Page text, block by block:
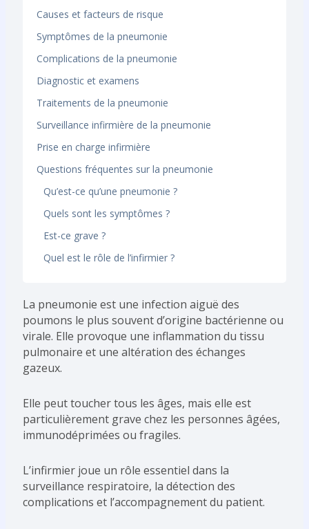
Causes et facteurs de risque
Symptômes de la pneumonie
Complications de la pneumonie
Diagnostic et examens
Traitements de la pneumonie
Surveillance infirmière de la pneumonie
Prise en charge infirmière
Questions fréquentes sur la pneumonie
Qu’est-ce qu’une pneumonie ?
Quels sont les symptômes ?
Est-ce grave ?
Quel est le rôle de l’infirmier ?
La pneumonie est une infection aiguë des
poumons le plus souvent d’origine bactérienne ou
virale. Elle provoque une inflammation du tissu
pulmonaire et une altération des échanges
gazeux.
Elle peut toucher tous les âges, mais elle est
particulièrement grave chez les personnes âgées,
immunodéprimées ou fragiles.
L’infirmier joue un rôle essentiel dans la
surveillance respiratoire, la détection des
complications et l’accompagnement du patient.